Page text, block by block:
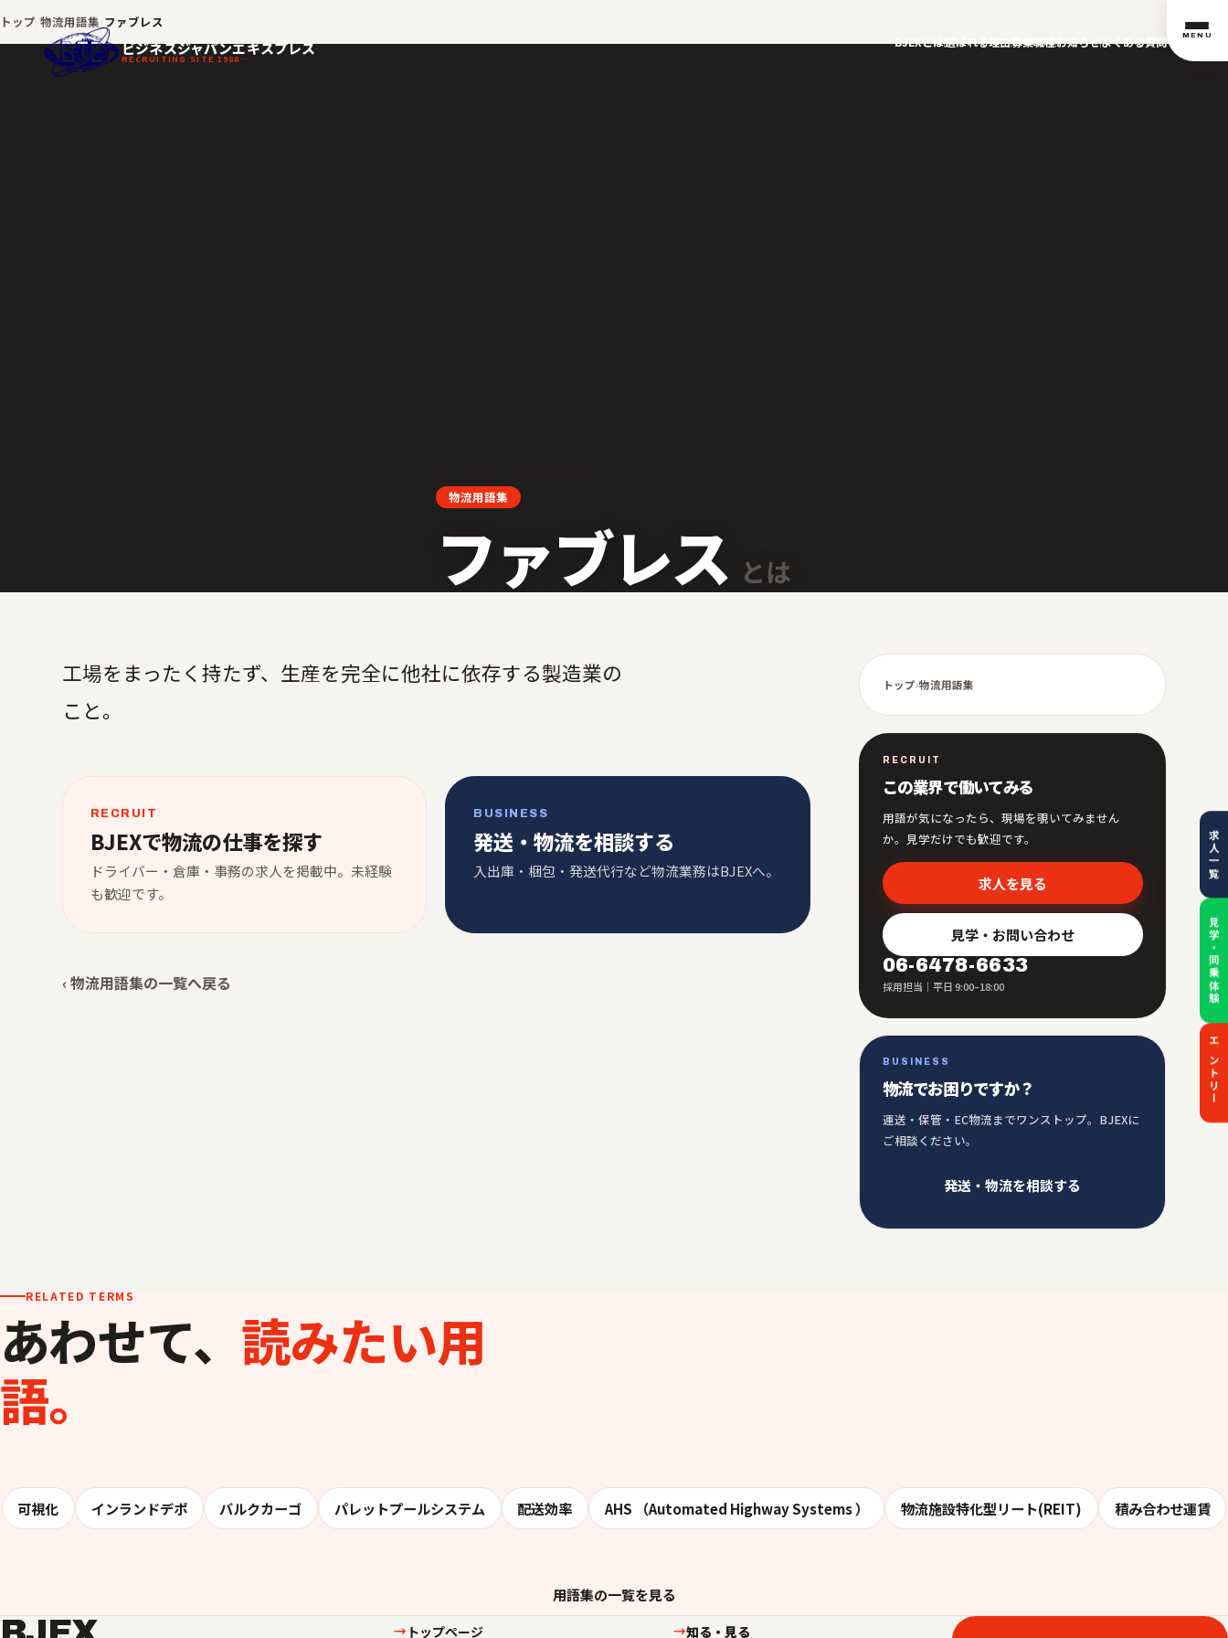
ビジネスジャパンエキスプレス
RECRUITING SITE 1988—
BJEXとは選ばれる理由募集職種お知らせよくある質問 MENU
トップ 物流用語集 ファブレス
物流用語集
ファブレス とは
工場をまったく持たず、生産を完全に他社に依存する製造業の
こと。
RECRUIT
BJEXで物流の仕事を探す
ドライバー・倉庫・事務の求人を掲載中。未経験
も歓迎です。
BUSINESS
発送・物流を相談する
入出庫・梱包・発送代行など物流業務はBJEXへ。
‹ 物流用語集の一覧へ戻る
トップ›物流用語集
RECRUIT
この業界で働いてみる
用語が気になったら、現場を覗いてみません
か。見学だけでも歓迎です。
求人を見る
見学・お問い合わせ
06-6478-6633
採用担当｜平日 9:00–18:00
BUSINESS
物流でお困りですか？
運送・保管・EC物流までワンストップ。BJEXに
ご相談ください。
発送・物流を相談する
RELATED TERMS
あわせて、 読みたい用
語。
可視化 インランドデポ バルクカーゴ パレットプールシステム 配送効率 AHS （Automated Highway Systems ） 物流施設特化型リート(REIT) 積み合わせ運賃
用語集の一覧を見る
→ トップページ →知る・見る
求人一覧
見学・同乗体験
エントリー